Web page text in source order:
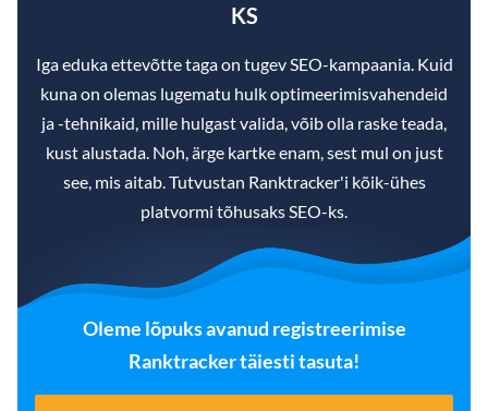
KS
Iga eduka ettevõtte taga on tugev SEO-kampaania. Kuid
kuna on olemas lugematu hulk optimeerimisvahendeid
ja -tehnikaid, mille hulgast valida, võib olla raske teada,
kust alustada. Noh, ärge kartke enam, sest mul on just
see, mis aitab. Tutvustan Ranktracker'i kõik-ühes
platvormi tõhusaks SEO-ks.
Oleme lõpuks avanud registreerimise
Ranktracker täiesti tasuta!